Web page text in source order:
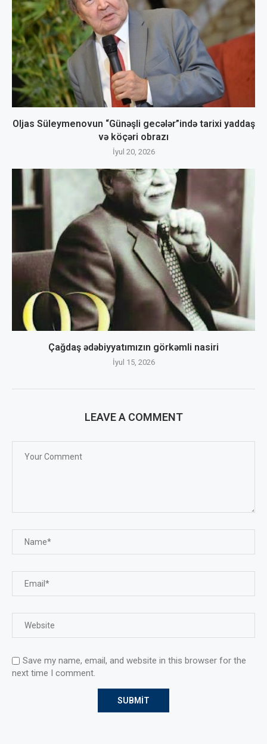
Oljas Süleymenovun “Günəşli gecələr”ində tarixi yaddaş
və köçəri obrazı
İyul 20, 2026
Çağdaş ədəbiyyatımızın görkəmli nasiri
İyul 15, 2026
LEAVE A COMMENT
Save my name, email, and website in this browser for the
next time I comment.